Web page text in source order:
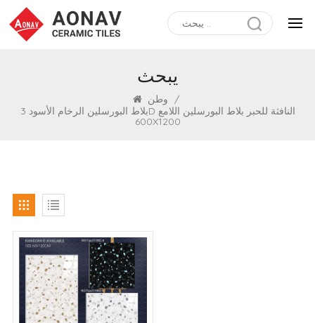
يبحث
/
بلاط البورسلين الرخام الأسود 3D النافثة للحبر بلاط البورسلين اللامع
600X1200